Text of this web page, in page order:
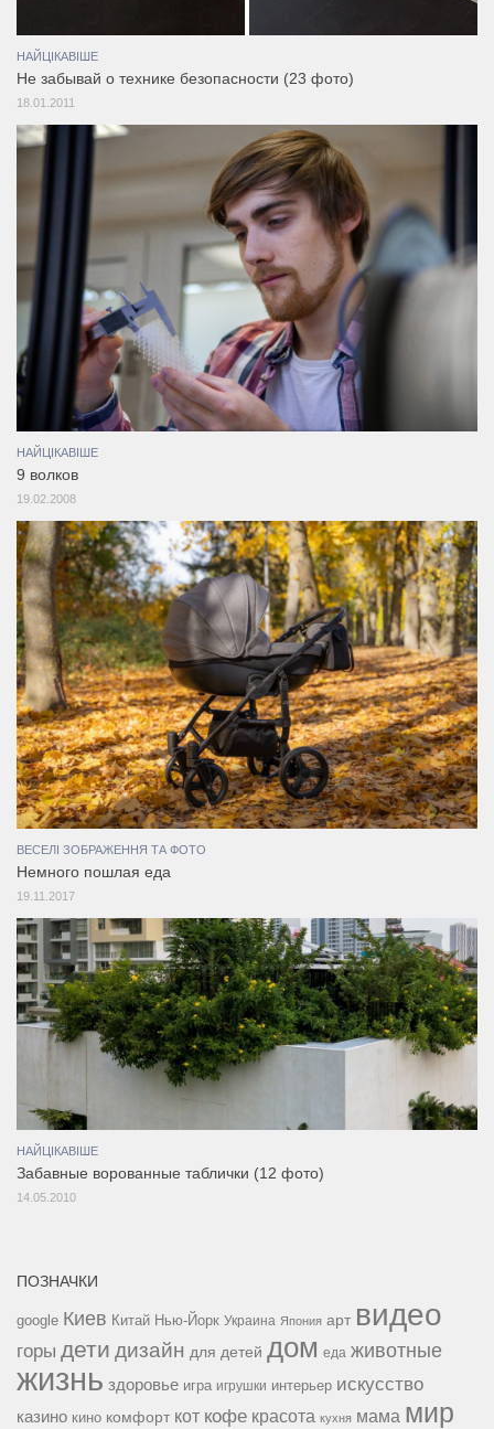
НАЙЦІКАВІШЕ
Не забывай о технике безопасности (23 фото)
18.01.2011
НАЙЦІКАВІШЕ
9 волков
19.02.2008
ВЕСЕЛІ ЗОБРАЖЕННЯ ТА ФОТО
Немного пошлая еда
19.11.2017
НАЙЦІКАВІШЕ
Забавные ворованные таблички (12 фото)
14.05.2010
ПОЗНАЧКИ
google Киев Китай Нью-Йорк Украина Япония арт видео
горы дети дизайн для детей дом еда животные
жизнь здоровье игра игрушки интерьер искусство
казино кино комфорт кот кофе красота кухня мама мир